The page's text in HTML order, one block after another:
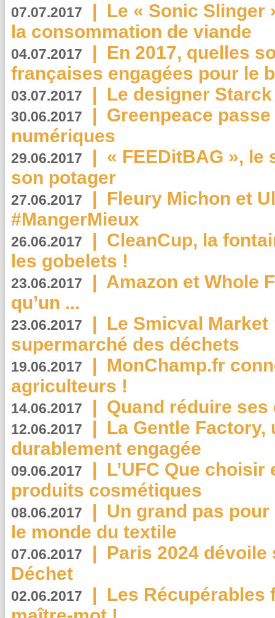
07.07.2017 | Le « Sonic Slinger
la consommation de viande
04.07.2017 | En 2017, quelles
françaises engagées pour le
03.07.2017 | Le designer
30.06.2017 | Greenpeace
numériques
29.06.2017 | « FEEDitBAG », le
son potager
27.06.2017 | Fleury Michon et
#MangerMieux
26.06.2017 | CleanCup, la
les gobelets !
23.06.2017 | Amazon et Whole
qu’un ...
23.06.2017 | Le Smicval
supermarché des déchets
19.06.2017 | MonChamp.fr
agriculteurs !
14.06.2017 | Quand réduire
12.06.2017 | La Gentle
durablement engagée
09.06.2017 | L’UFC Que
produits cosmétiques
08.06.2017 | Un grand pas
le monde du textile
07.06.2017 | Paris 2024
Déchet
02.06.2017 | Les Récupérables